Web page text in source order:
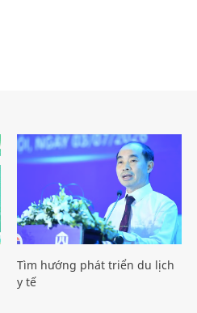
Tìm hướng phát triển du lịch
y tế